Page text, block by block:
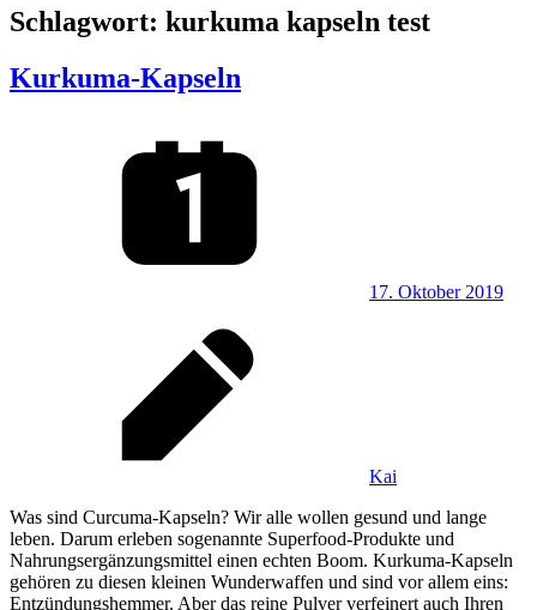
Schlagwort: kurkuma kapseln test
Kurkuma-Kapseln
17. Oktober 2019
Kai
Was sind Curcuma-Kapseln? Wir alle wollen gesund und lange
leben. Darum erleben sogenannte Superfood-Produkte und
Nahrungsergänzungsmittel einen echten Boom. Kurkuma-Kapseln
gehören zu diesen kleinen Wunderwaffen und sind vor allem eins:
Entzündungshemmer. Aber das reine Pulver verfeinert auch Ihren